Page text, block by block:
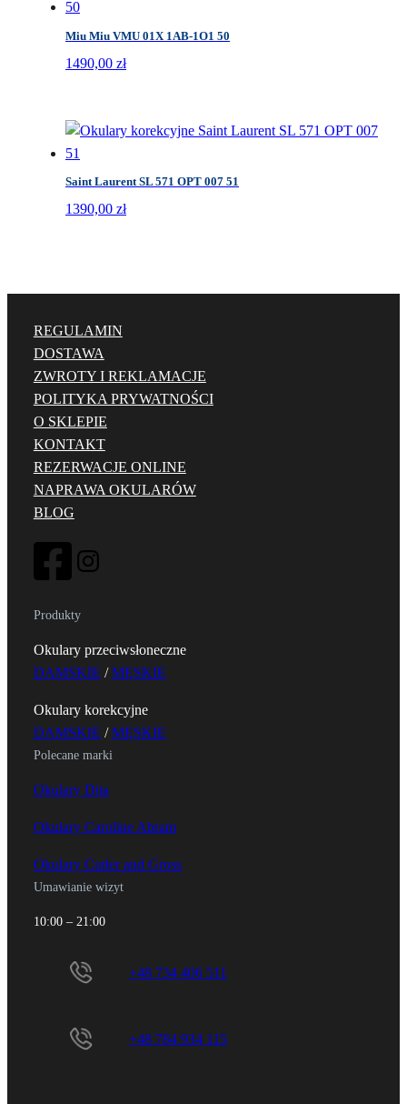
Miu Miu VMU 01X 1AB-1O1 50
1490,00 zł
Saint Laurent SL 571 OPT 007 51
1390,00 zł
REGULAMIN
DOSTAWA
ZWROTY I REKLAMACJE
POLITYKA PRYWATNOŚCI
O SKLEPIE
KONTAKT
REZERWACJE ONLINE
NAPRAWA OKULARÓW
BLOG
Produkty
Okulary przeciwsłoneczne
DAMSKIE /MĘSKIE
Okulary korekcyjne
DAMSKIE /MĘSKIE
Polecane marki
Okulary Dita
Okulary Caroline Abram
Okulary Cutler and Gross
Umawianie wizyt
10:00 – 21:00
+48 734 406 511
+48 784 934 115